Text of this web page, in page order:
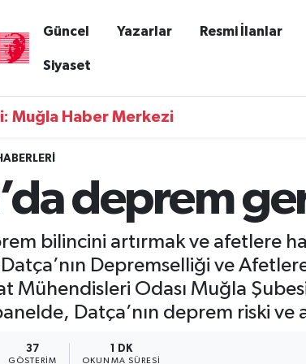
Güncel Yazarlar Resmi İlanlar
Siyaset
Muğla Haber Merkezi
deprem
bilincini artırmak ve afetlere
Depremselliği ve
Mühendisleri Odası Muğla
Datça’nın deprem riski ve
37
GÖSTERIM
1 DK
OKUNMA SÜRESI